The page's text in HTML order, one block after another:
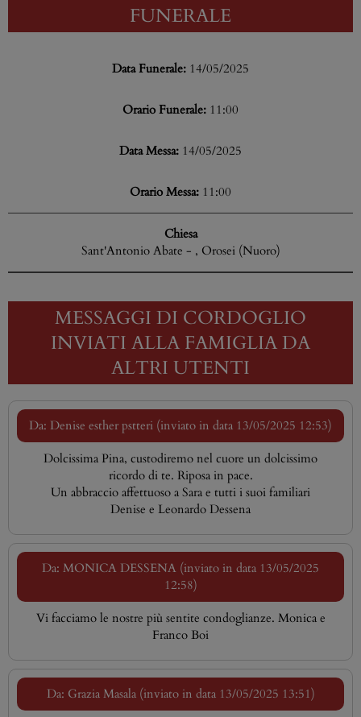
FUNERALE
Data Funerale: 14/05/2025
Orario Funerale: 11:00
Data Messa: 14/05/2025
Orario Messa: 11:00
Chiesa
Sant'Antonio Abate - , Orosei (Nuoro)
MESSAGGI DI CORDOGLIO
INVIATI ALLA FAMIGLIA DA
ALTRI UTENTI
Da: Denise esther pstteri (inviato in data 13/05/2025 12:53)
Dolcissima Pina, custodiremo nel cuore un dolcissimo
ricordo di te. Riposa in pace.
Un abbraccio affettuoso a Sara e tutti i suoi familiari
Denise e Leonardo Dessena
Da: MONICA DESSENA (inviato in data 13/05/2025
12:58)
Vi facciamo le nostre più sentite condoglianze. Monica e
Franco Boi
Da: Grazia Masala (inviato in data 13/05/2025 13:51)